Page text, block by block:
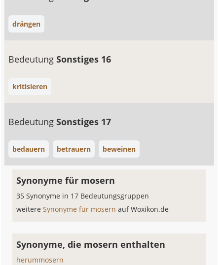
drängen
BedeutungSonstiges 16
kritisieren
BedeutungSonstiges 17
bedauern betrauern beweinen
Synonyme für mosern
35 Synonyme in 17 Bedeutungsgruppen
weitereSynonyme für mosernauf Woxikon.de
Synonyme, die mosern enthalten
herummosern